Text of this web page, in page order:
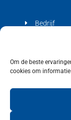
Om de beste
cookies om
Bedrijf